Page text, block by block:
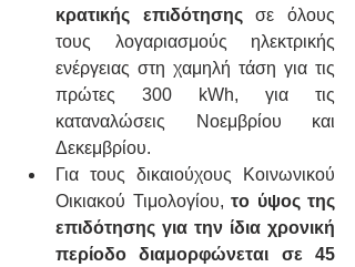
κρατικής επιδότησης σε όλους
τους λογαριασμούς ηλεκτρικής
ενέργειας στη χαμηλή τάση για τις
πρώτες 300 kWh, για τις
καταναλώσεις Νοεμβρίου και
Δεκεμβρίου.
Για τους δικαιούχους Κοινωνικού
Οικιακού Τιμολογίου, το ύψος της
επιδότησης για την ίδια χρονική
περίοδο διαμορφώνεται σε 45